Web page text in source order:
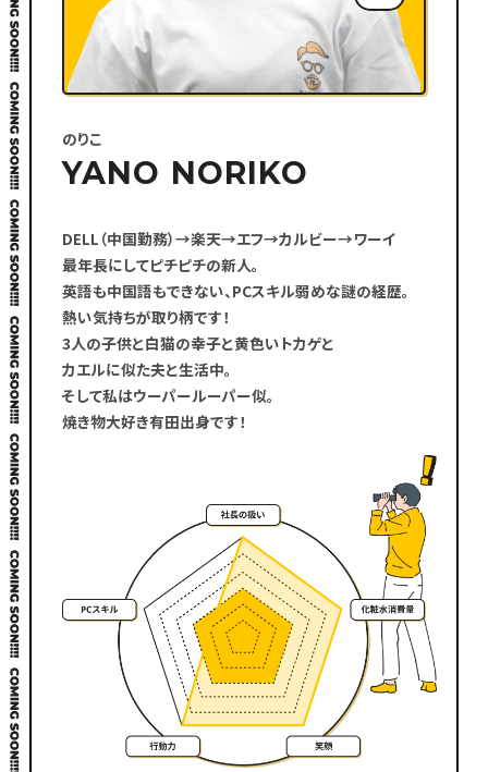
のりこ
YANO NORIKO
DELL（中国勤務）→楽天→エフ→カルビー→ワーイ
最年長にしてピチピチの新人。
英語も中国語もできない、PCスキル弱めな謎の経歴。
熱い気持ちが取り柄です！
3人の子供と白猫の幸子と黄色いトカゲと
カエルに似た夫と生活中。
そして私はウーパールーパー似。
焼き物大好き有田出身です！